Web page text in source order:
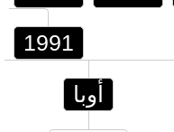
1991
أوبا